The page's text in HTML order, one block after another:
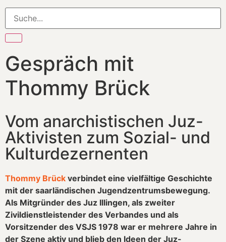
Gespräch mit
Thommy Brück
Vom anarchistischen Juz-
Aktivisten zum Sozial- und
Kulturdezernenten
Thommy Brück verbindet eine vielfältige Geschichte
mit der saarländischen Jugendzentrumsbewegung.
Als Mitgründer des Juz Illingen, als zweiter
Zivildienstleistender des Verbandes und als
Vorsitzender des VSJS 1978 war er mehrere Jahre in
der Szene aktiv und blieb den Ideen der Juz-